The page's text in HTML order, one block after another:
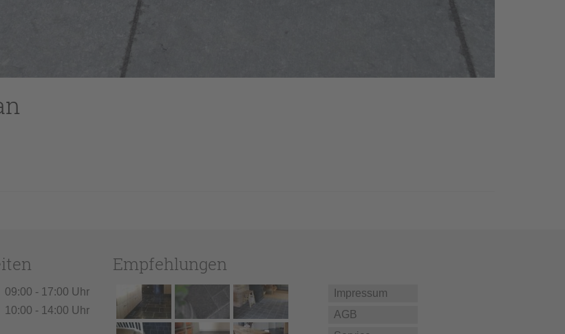
09:00 - 17:00 Uhr
10:00 - 14:00 Uhr
Empfehlungen
Impressum
AGB